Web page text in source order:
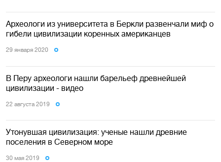
Археологи из университета в Беркли развенчали миф о
гибели цивилизации коренных американцев
29 января 2020
В Перу археологи нашли барельеф древнейшей
цивилизации - видео
22 августа 2019
Утонувшая цивилизация: ученые нашли древние
поселения в Северном море
30 мая 2019